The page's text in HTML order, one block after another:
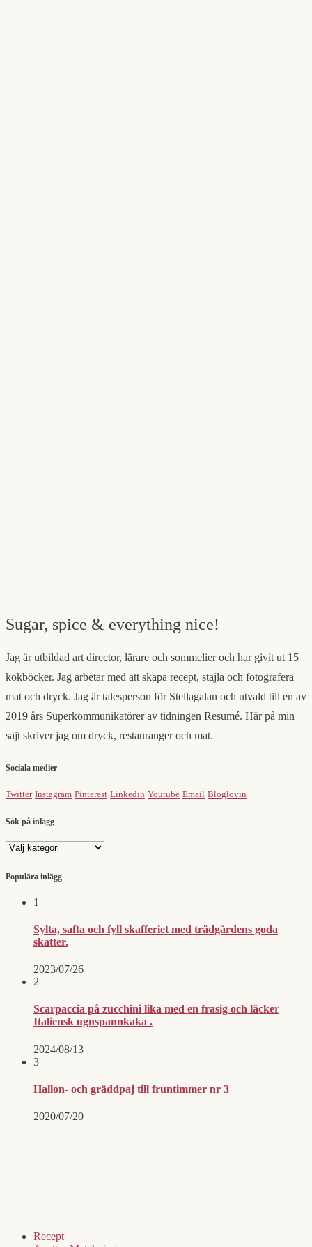
Sugar, spice & everything nice!
Jag är utbildad art director, lärare och sommelier och har givit ut 15
kokböcker. Jag arbetar med att skapa recept, stajla och fotografera
mat och dryck. Jag är talesperson för Stellagalan och utvald till en av
2019 års Superkommunikatörer av tidningen Resumé. Här på min
sajt skriver jag om dryck, restauranger och mat.
Sociala medier
Twitter Instagram Pinterest Linkedin Youtube Email Bloglovin
Sök på inlägg
Sök
inlägg
Populära inlägg
1
Sylta, safta och fyll skafferiet med trädgårdens goda
skatter.
2023/07/26
2
Scarpaccia på zucchini lika med en frasig och läcker
Italiensk ugnspannkaka .
2024/08/13
3
Hallon- och gräddpaj till fruntimmer nr 3
2020/07/20
Recept